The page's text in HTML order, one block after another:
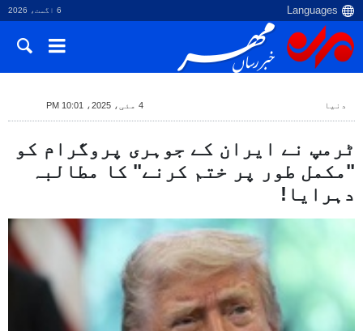
6 اگست، 2026
دنیا 4 مئی، 2025، 10:01 PM
ٹرمپ نے ایران کے جوہری پروگرام کو
"مکمل طور پر ختم کرنے" کا مطالبہ
دہرایا!